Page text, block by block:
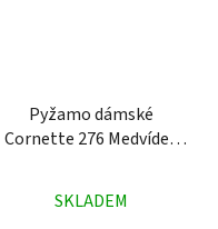
Pyžamo dámské
Cornette 276 Medvídek
hodnocení
SKLADEM